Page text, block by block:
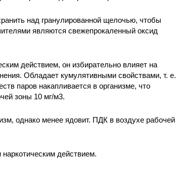
над гранулированной щелочью, чтобы
являются свежепрокаленный оксид
действием, он избирательно влияет на
Обладает кумулятивными свойствами, т. е.
паров накапливается в организме, что
зоны 10 мг/м3.
однако менее ядовит. ПДК в воздухе рабочей
действием.